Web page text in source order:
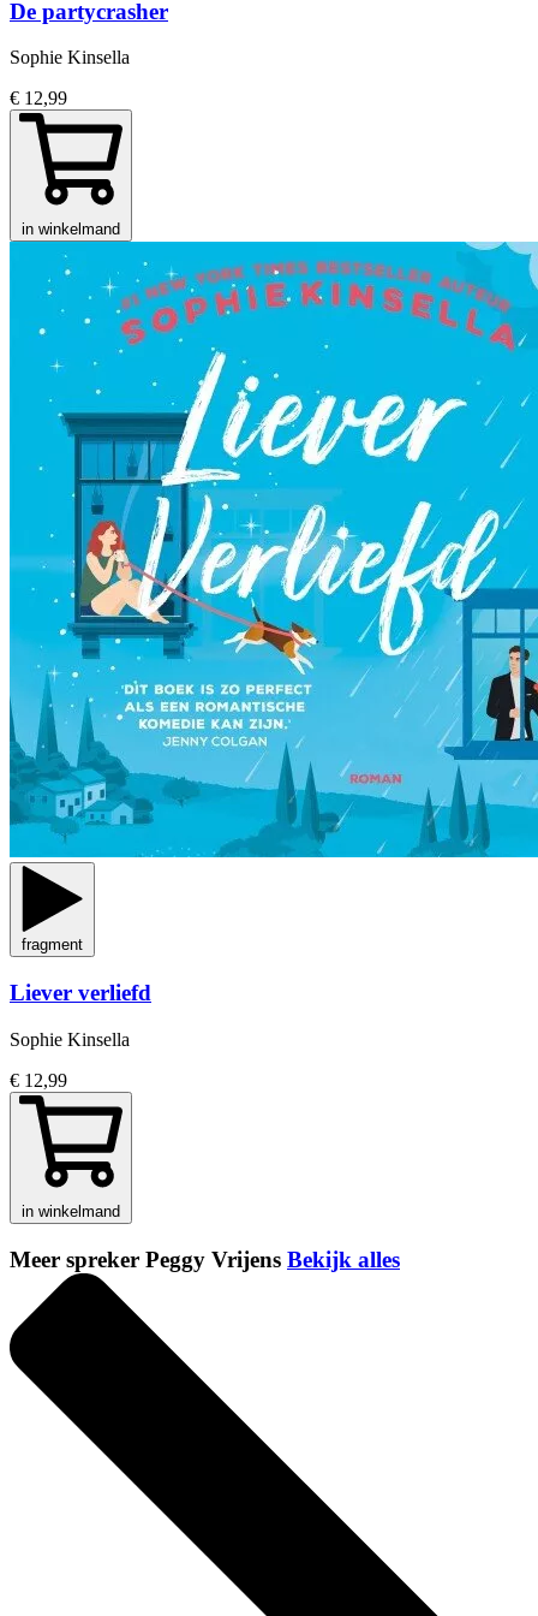
De partycrasher
Sophie Kinsella
€ 12,99
in winkelmand
fragment
Liever verliefd
Sophie Kinsella
€ 12,99
in winkelmand
Meer spreker Peggy Vrijens Bekijk alles